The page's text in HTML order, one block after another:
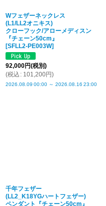
Wフェザーネックレス
(L1/LL2オニキス)
クローフック/アローメディスン
『チェーン50cm』
[SFLL2-PE003W]
92,000円(税別)
(税込 : 101,200円)
2026.08.09 00:00 ～ 2026.08.16 23:00
千年フェザー
(LL2_K18YGハートフェザー)
ペンダント『チェーン50cm』